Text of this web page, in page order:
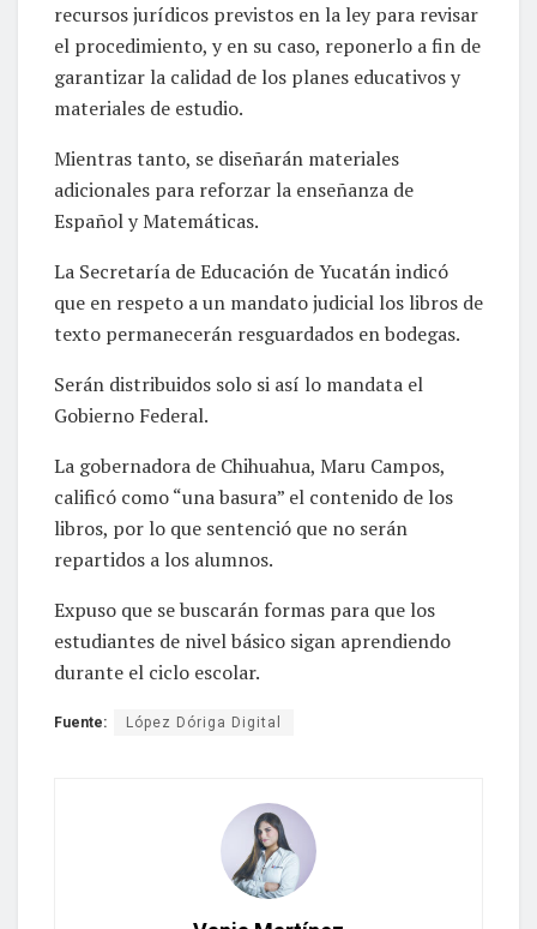
recursos jurídicos previstos en la ley para revisar
el procedimiento, y en su caso, reponerlo a fin de
garantizar la calidad de los planes educativos y
materiales de estudio.
Mientras tanto, se diseñarán materiales
adicionales para reforzar la enseñanza de
Español y Matemáticas.
La Secretaría de Educación de Yucatán indicó
que en respeto a un mandato judicial los libros de
texto permanecerán resguardados en bodegas.
Serán distribuidos solo si así lo mandata el
Gobierno Federal.
La gobernadora de Chihuahua, Maru Campos,
calificó como “una basura” el contenido de los
libros, por lo que sentenció que no serán
repartidos a los alumnos.
Expuso que se buscarán formas para que los
estudiantes de nivel básico sigan aprendiendo
durante el ciclo escolar.
Fuente: López Dóriga Digital